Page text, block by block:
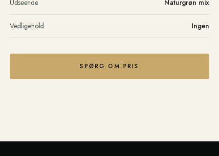
Udseende Naturgrøn mix
Vedligehold Ingen
SPØRG OM PRIS